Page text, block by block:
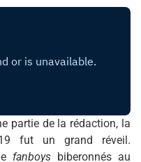
partie de la rédaction, la
fut un grand réveil.
fanboys biberonnés au